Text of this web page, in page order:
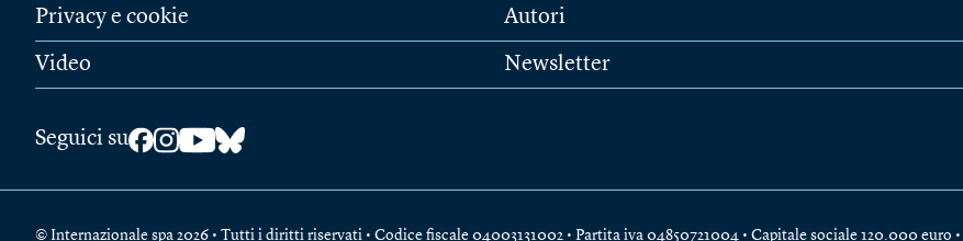
Privacy e cookie
Video
Autori
Newsletter
Seguici su
© Internazionale spa 2026 • Tutti i diritti riservati • Codice fiscale 04003131002 • Partita iva 04850721004 • Capitale sociale 120.000 euro •